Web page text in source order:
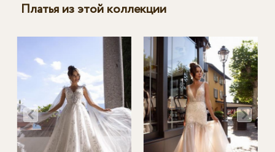
Платья из этой коллекции